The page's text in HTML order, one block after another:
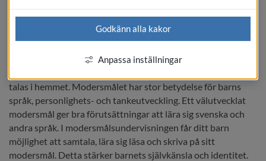
skollagen.
talas i hemmet. Modersmålet har stor betydelse för barns
språk, personlighets- och tankeutveckling. Ett välutvecklat
modersmål ger bra förutsättningar att lära sig svenska och
andra språk. I modersmålsundervisningen får ditt barn
möjlighet att samtala, lära sig läsa och skriva på sitt
modersmål. Detta stärker barnets självkänsla och identitet.
Godkänn alla kakor
Anpassa inställningar